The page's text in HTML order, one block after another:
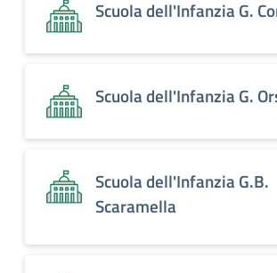
Scuola dell'Infanzia G.
Scuola dell'Infanzia G.
Scuola dell'Infanzia G.B.
Scaramella